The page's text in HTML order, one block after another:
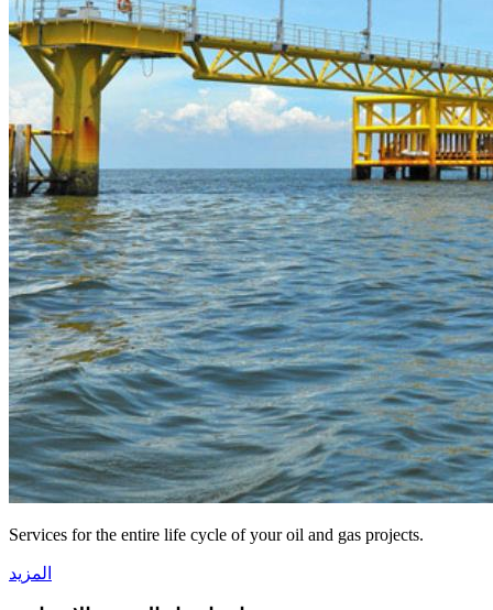
Services for the entire life cycle of your oil and gas projects.
المزيد